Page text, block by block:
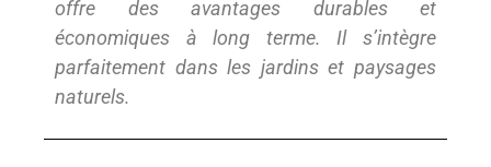
offre des avantages durables et
économiques à long terme. Il s’intègre
parfaitement dans les jardins et paysages
naturels.